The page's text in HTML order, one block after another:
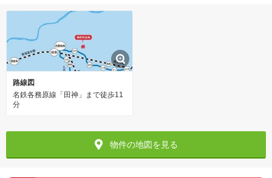
路線図
名鉄各務原線「田神」まで徒歩11
分
物件の地図を見る